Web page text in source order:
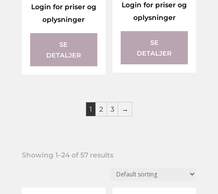
Login for priser og
oplysninger
SE
DETALJER
Login for priser og
oplysninger
SE
DETALJER
1 2 3 →
Showing 1–24 of 57 results